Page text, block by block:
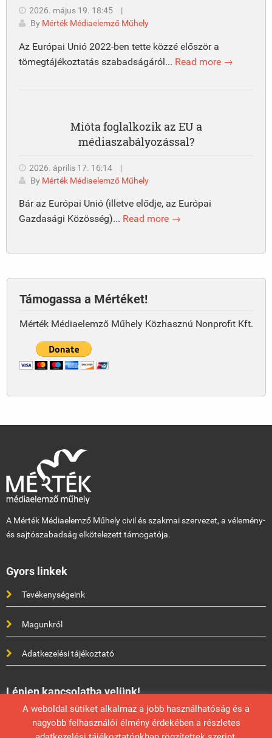
2026. május 19. 18:45
By Mérték Médiaelemző Műhely
Az Európai Unió 2022-ben tette közzé először a
tömegtájékoztatás szabadságáról... Read more →
Mióta foglalkozik az EU a
médiaszabályozással?
2026. április 17. 16:14
|
By Mérték Médiaelemző Műhely
Bár az Európai Unió (illetve elődje, az Európai
Gazdasági Közösség)... Read more →
Támogassa a Mértéket!
Mérték Médiaelemző Műhely Közhasznú Nonprofit Kft.
A Mérték Médiaelemző Műhely civil és szakmai szervezet, a vélemény-
és sajtószabadság elkötelezett támogatója.
Gyors linkek
Tevékenységeink
Magunkról
Adatkezelési tájékoztató
Lépjen kapcsolatba velünk!
Mérték Médiaelemző Műhely
info@mertek.eu
A weboldal sütiket alkalmaz a jobb használhatóság és a
nagyobb felhasználói élmény érdekében a részletes